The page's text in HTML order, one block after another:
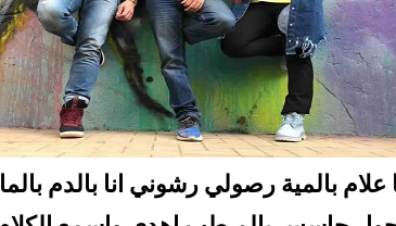
علام بالمية رصولي رشوني انا بالدم